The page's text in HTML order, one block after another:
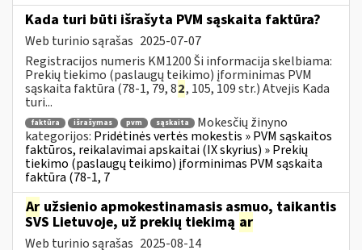
Kada turi būti išrašyta PVM sąskaita faktūra?
Web turinio sąrašas 2025-07-07
Registracijos numeris KM1200 Ši informacija skelbiama:
Prekių tiekimo (paslaugų teikimo) įforminimas PVM
sąskaita faktūra (78-1, 79, 82, 105, 109 str.) Atvejis Kada
turi...
faktūra išrašymas pvm sąskaita
Mokesčių žinyno
kategorijos: Pridėtinės vertės mokestis » PVM sąskaitos
faktūros, reikalavimai apskaitai (IX skyrius) » Prekių
tiekimo (paslaugų teikimo) įforminimas PVM sąskaita
faktūra (78-1, 7
Ar užsienio apmokestinamasis asmuo, taikantis
SVS Lietuvoje, už prekių tiekimą ar
Web turinio sąrašas 2025-08-14